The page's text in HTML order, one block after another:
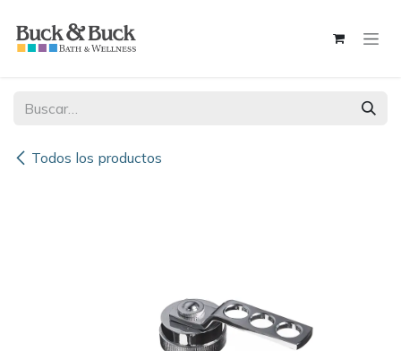
Todos los productos